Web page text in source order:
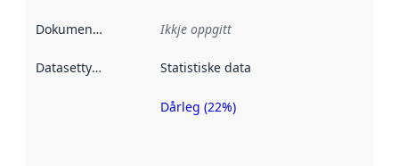
Dokumentasjon Ikkje oppgitt
Datasettype Statistiske data
Metadatakvalitet
Dårleg (22%)